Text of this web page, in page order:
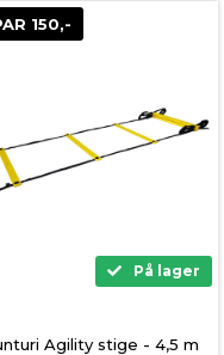
150,-
På lager
Agility stige - 4,5 m